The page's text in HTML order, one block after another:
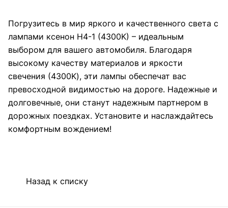
Погрузитесь в мир яркого и качественного света с
лампами ксенон H4-1 (4300K) – идеальным
выбором для вашего автомобиля. Благодаря
высокому качеству материалов и яркости
свечения (4300K), эти лампы обеспечат вас
превосходной видимостью на дороге. Надежные и
долговечные, они станут надежным партнером в
дорожных поездках. Установите и наслаждайтесь
комфортным вождением!
Назад к списку